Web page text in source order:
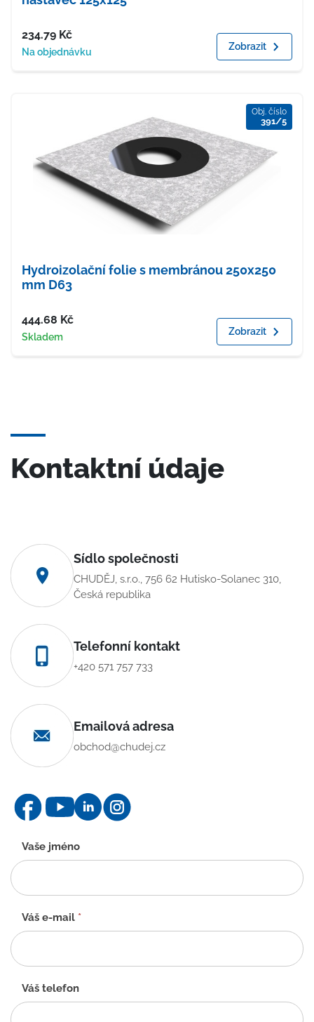
Cena
234.79 Kč
Dostupnost
Na objednávku Zobrazit
Obj. číslo
391/5
Hydroizolační folie s membránou 250x250
mm D63
Cena
444.68 Kč
Dostupnost
Skladem Zobrazit
Kontaktní údaje
Sídlo společnosti
CHUDĚJ, s.r.o., 756 62 Hutisko-Solanec 310,
Česká republika
Telefonní kontakt
+420 571 757 733
Emailová adresa
obchod@chudej.cz
Kontaktní
formulář
-
CZ
Vaše jméno
Váš e-mail *
Váš telefon